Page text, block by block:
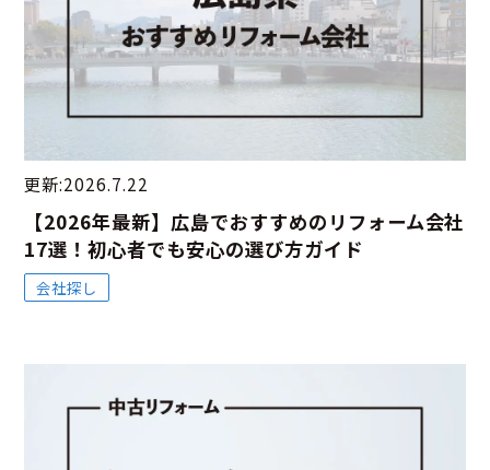
更新:2026.7.22
【2026年最新】広島でおすすめのリフォーム会社
17選！初心者でも安心の選び方ガイド
会社探し